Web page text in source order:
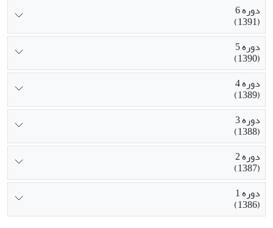
دوره 6
(1391)
دوره 5
(1390)
دوره 4
(1389)
دوره 3
(1388)
دوره 2
(1387)
دوره 1
(1386)